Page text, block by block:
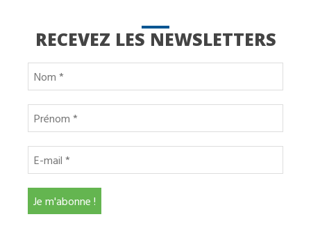
RECEVEZ LES NEWSLETTERS